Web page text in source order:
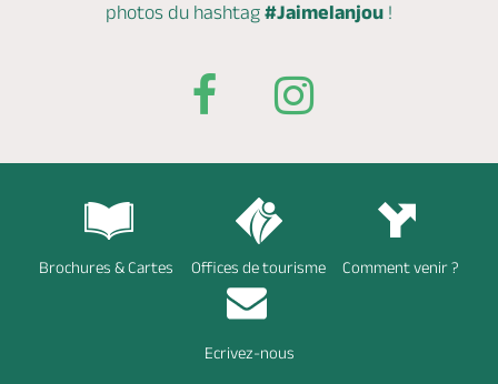
photos du hashtag #Jaimelanjou !
Brochures & Cartes Offices de tourisme Comment venir ?
Ecrivez-nous